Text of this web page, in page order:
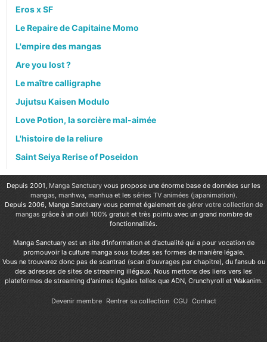
Eros x SF
Le Repaire de Capitaine Momo
L'empire des mangas
Are you lost ?
Le maître calligraphe
Jujutsu Kaisen Modulo
Love Potion, la sorcière mal-aimée
L'histoire de la reliure
Saint Seiya Rerise of Poseidon
Depuis 2001, Manga Sanctuary vous propose une énorme base de données sur les
mangas, manhwa, manhuaet les séries TV animées (japanimation).
Depuis 2006, Manga Sanctuary vous permet également de gérer votre collection de
mangas grâce à un outil 100% gratuit et très pointu avec un grand nombre de
fonctionnalités.
Manga Sanctuary est un site d'information et d'actualité qui a pour vocation de
promouvoir la culture manga sous toutes ses formes de manière légale.
Vous ne trouverez donc pas de scantrad (scan d'ouvrages par chapitre), du fansub ou
des adresses de sites de streaming illégaux. Nous mettons des liens vers les
plateformes de streaming d'animes légales telles que ADN, Crunchyroll et Wakanim.
Devenir membre Rentrer sa collection CGU Contact